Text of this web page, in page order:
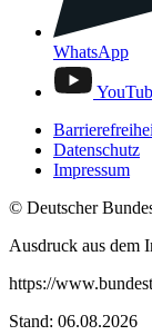
WhatsApp
Datenschutz
Impressum
© Deutscher
Ausdruck aus dem
https://
Stand: 06.08.2026